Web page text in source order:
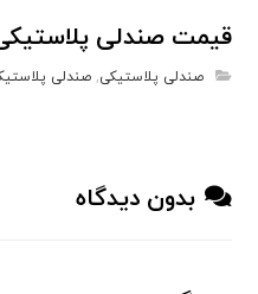
قیمت صندلی
صندلی پلاستیکی,صندلی
بدون دیدگاه